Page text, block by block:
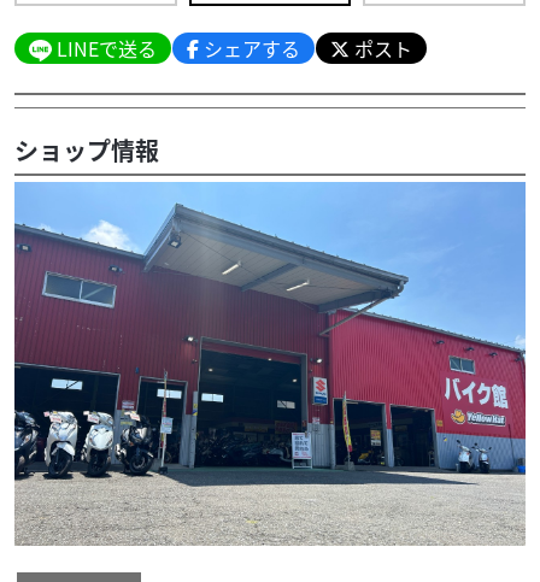
LINEで送る シェアする ポスト
ショップ情報